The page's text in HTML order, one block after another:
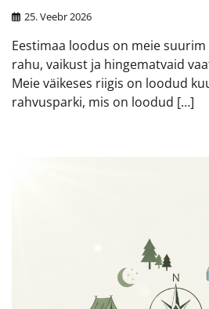
25. Veebr 2026
Eestimaa loodus on meie
rahu, vaikust ja hingematvaid
Meie väikeses riigis on loodud
rahvusparki, mis on loodud […]